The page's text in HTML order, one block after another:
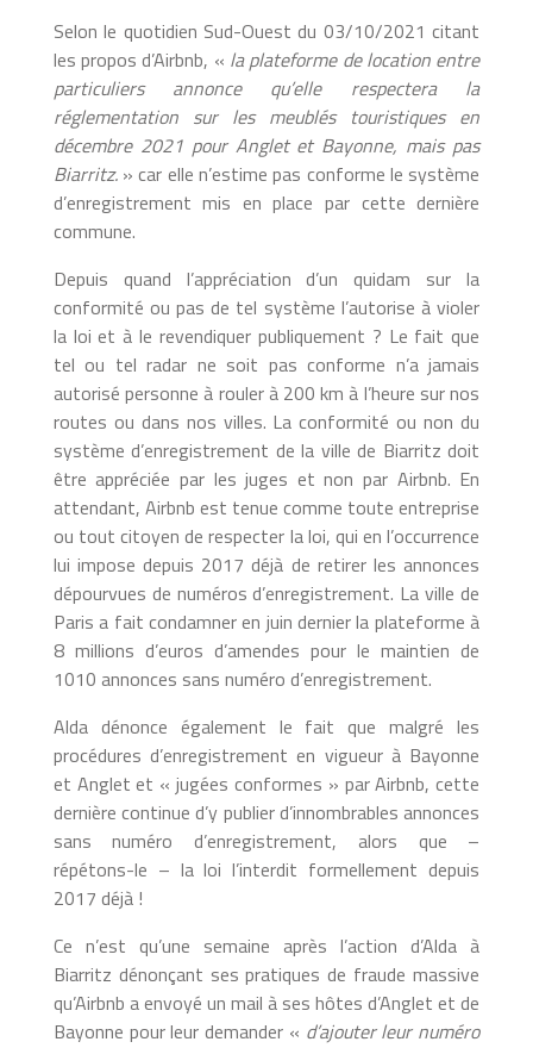
Selon le quotidien Sud-Ouest du 03/10/2021 citant
les propos d’Airbnb, « la plateforme de location entre
particuliers annonce qu’elle respectera la
réglementation sur les meublés touristiques en
décembre 2021 pour Anglet et Bayonne, mais pas
Biarritz. » car elle n’estime pas conforme le système
d’enregistrement mis en place par cette dernière
commune.
Depuis quand l’appréciation d’un quidam sur la
conformité ou pas de tel système l’autorise à violer
la loi et à le revendiquer publiquement ? Le fait que
tel ou tel radar ne soit pas conforme n’a jamais
autorisé personne à rouler à 200 km à l’heure sur nos
routes ou dans nos villes. La conformité ou non du
système d’enregistrement de la ville de Biarritz doit
être appréciée par les juges et non par Airbnb. En
attendant, Airbnb est tenue comme toute entreprise
ou tout citoyen de respecter la loi, qui en l’occurrence
lui impose depuis 2017 déjà de retirer les annonces
dépourvues de numéros d’enregistrement. La ville de
Paris a fait condamner en juin dernier la plateforme à
8 millions d’euros d’amendes pour le maintien de
1010 annonces sans numéro d’enregistrement.
Alda dénonce également le fait que malgré les
procédures d’enregistrement en vigueur à Bayonne
et Anglet et « jugées conformes » par Airbnb, cette
dernière continue d’y publier d’innombrables annonces
sans numéro d’enregistrement, alors que –
répétons-le – la loi l’interdit formellement depuis
2017 déjà !
Ce n’est qu’une semaine après l’action d’Alda à
Biarritz dénonçant ses pratiques de fraude massive
qu’Airbnb a envoyé un mail à ses hôtes d’Anglet et de
Bayonne pour leur demander « d’ajouter leur numéro